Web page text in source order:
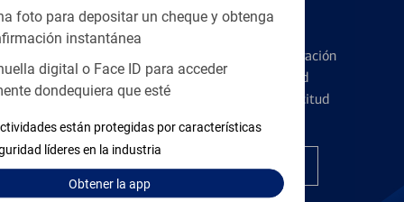
foto para depositar un cheque y obtenga
instantánea
digital o Face ID para acceder
dondequiera que esté
están protegidas por características
líderes en la industria
Obtenerla app
Tarjetas de Crédito
Conozca los pormenores de la administración
de tarjetas de crédito y la identidad
financiera antes de presentar una solicitud
Encuentre la tarjeta correcta